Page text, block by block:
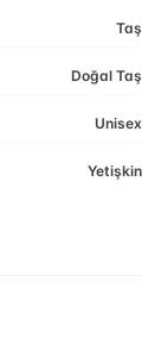
Taş
Doğal Taş
Unisex
Yetişkin